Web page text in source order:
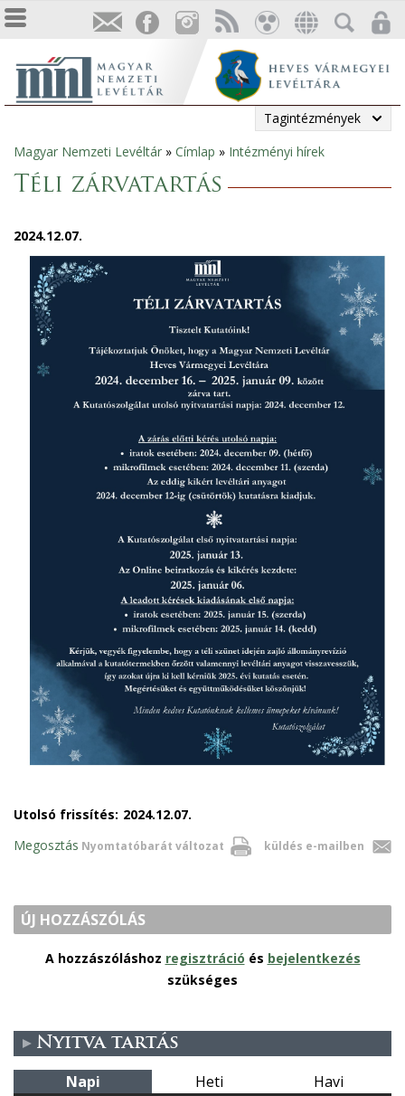
Tagintézmények
Jelenlegi
hely
Magyar Nemzeti Levéltár » Címlap » Intézményi hírek
Téli zárvatartás
2024.12.07.
Utolsó frissítés: 2024.12.07.
Nyomtatóbarát változat küldés e-mailben
Megosztás
ÚJ HOZZÁSZÓLÁS
A hozzászóláshoz regisztráció és bejelentkezés
szükséges
Nyitva tartás
Napi Heti Havi